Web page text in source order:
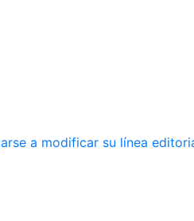
a modificar su línea